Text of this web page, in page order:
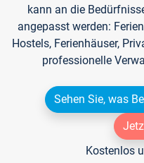
kann an die
angepasst werden:
Hostels, Ferienhäuser,
professionelle
Sehen Sie, was
Kostenlos